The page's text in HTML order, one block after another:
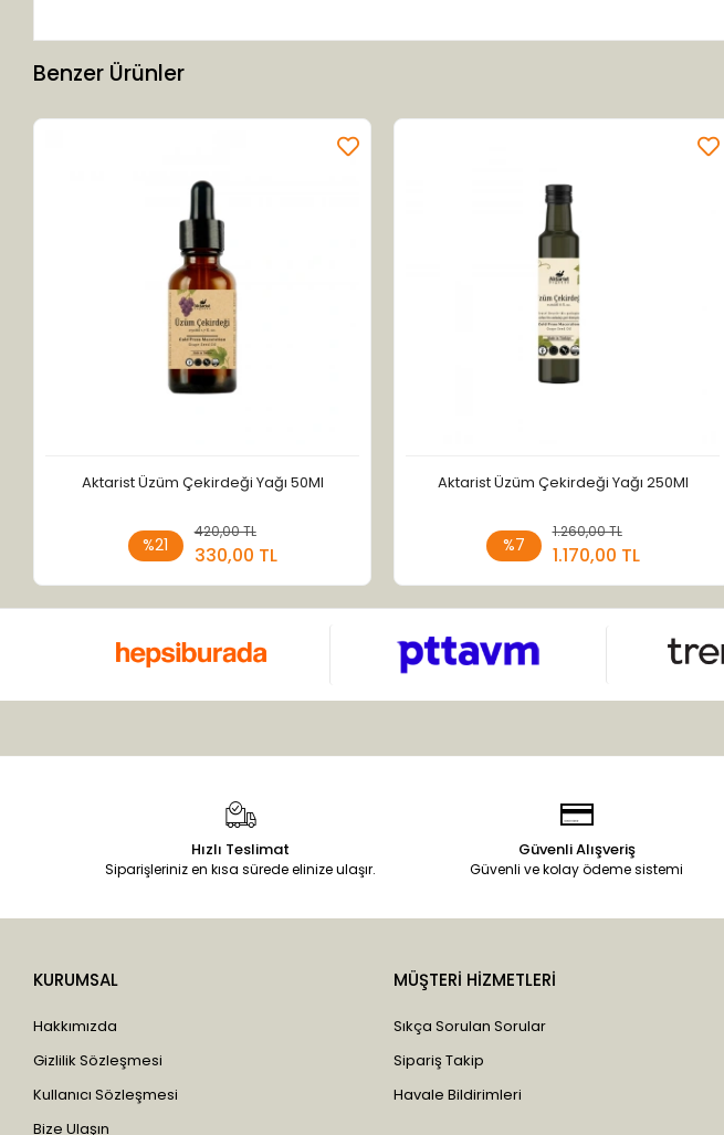
Benzer Ürünler
Aktarist Üzüm Çekirdeği Yağı 50Ml
%21
420,00 TL
330,00 TL
Sepete Ekle
Aktarist Üzüm Çekirdeği Yağı 250Ml
%7
1.260,00 TL
1.170,00 TL
Sepete Ekle
Hızlı Teslimat
Siparişleriniz en kısa sürede elinize ulaşır.
Güvenli Alışveriş
Güvenli ve kolay ödeme sistemi
KURUMSAL
Hakkımızda
Gizlilik Sözleşmesi
Kullanıcı Sözleşmesi
Bize Ulaşın
MÜŞTERİ HİZMETLERİ
Sıkça Sorulan Sorular
Sipariş Takip
Havale Bildirimleri